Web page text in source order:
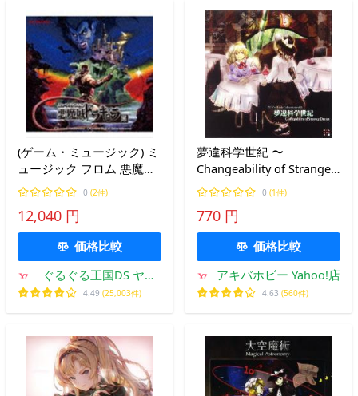
(ゲーム・ミュージック) ミ
ュージック フロム 悪魔城
ドラキュラ 黒 [CD]
0 (2件)
12,040 円
価格比較
ぐるぐる王国DS ヤフ
ー店
4.49 (25,003件)
夢違科学世紀 〜
Changeability of Strange
Dream. / 上海アリス幻樂
団
0 (1件)
770 円
価格比較
アキバホビー Yahoo!店
4.63 (560件)